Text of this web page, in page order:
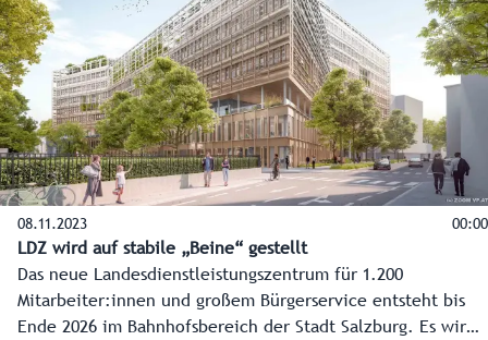
08.11.2023 00:00
LDZ wird auf stabile „Beine“ gestellt
Das neue Landesdienstleistungszentrum für 1.200
Mitarbeiter:innen und großem Bürgerservice entsteht bis
Ende 2026 im Bahnhofsbereich der Stadt Salzburg. Es wird